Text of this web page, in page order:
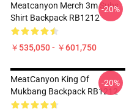
Meatcanyon Merch 3m Subs
Shirt Backpack RB1212
￥535,050 - ￥601,750
-20%
MeatCanyon King Of
Mukbang Backpack RB1212
-20%